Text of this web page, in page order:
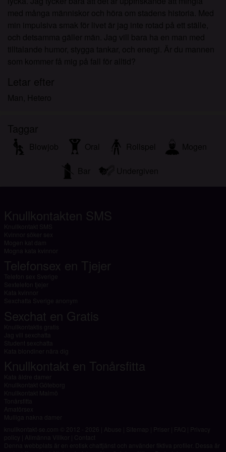
med många människor och höra om stadens historia. Med
min impulsiva smak för livet är jag inte rotad på ett ställe,
och detsamma gäller män. Jag vill bara ha en man med
tilltalande humor, stygga tankar, och energi. Är du mannen
som kommer få mig på fall för alltid?
Letar efter
Man, Hetero
Taggar
Blowjob Oral Rollspel Mogen
Bar Undergiven
Knullkontakten SMS
Knullkontakt SMS
Kvinnor söker sex
Mogen kat dam
Mogna kata kvinnor
Telefonsex en Tjejer
Telefon sex Sverige
Sextelefon tjejer
Kata kvinnor
Sexchatta Sverige anonym
Sexchat en Gratis
Knullkontaktis gratis
Jag vill sexchatta
Student sexchatta
Kata blondiner nära dig
Knullkontakt en Tonårsfitta
Kata äldre damer
Knullkontakt Göteborg
Knullkontakt Malmö
Tonårsfitta
Amatörsex
Mulliga nakna damer
knullkontakt-se.com © 2012 - 2026
Abuse Sitemap Priser
Privacy
policy
Allmänna Villkor
Contact
Denna webbplats är en erotisk chattjänst och använder fiktiva profiler. Dessa är